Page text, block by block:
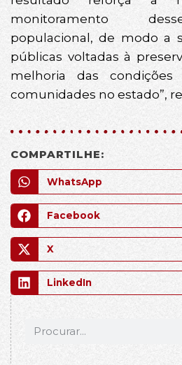
monitoramento
populacional, de modo a
públicas voltadas à
melhoria das
comunidades no estado”,
COMPARTILHE:
WhatsApp
Facebook
X
LinkedIn